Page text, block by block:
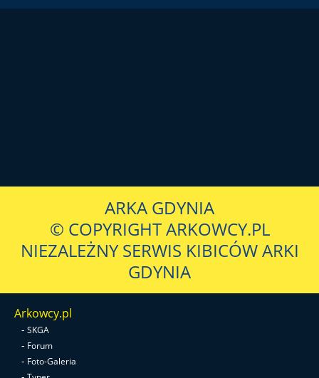
ARKA GDYNIA
© COPYRIGHT ARKOWCY.PL
NIEZALEŻNY SERWIS KIBICÓW ARKI
GDYNIA
Arkowcy.pl
- SKGA
- Forum
- Foto-Galeria